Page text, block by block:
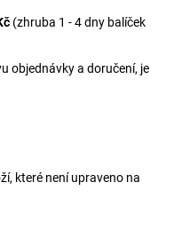
(zhruba 1 - 4 dny balíček
objednávky a doručení, je
které není upraveno na